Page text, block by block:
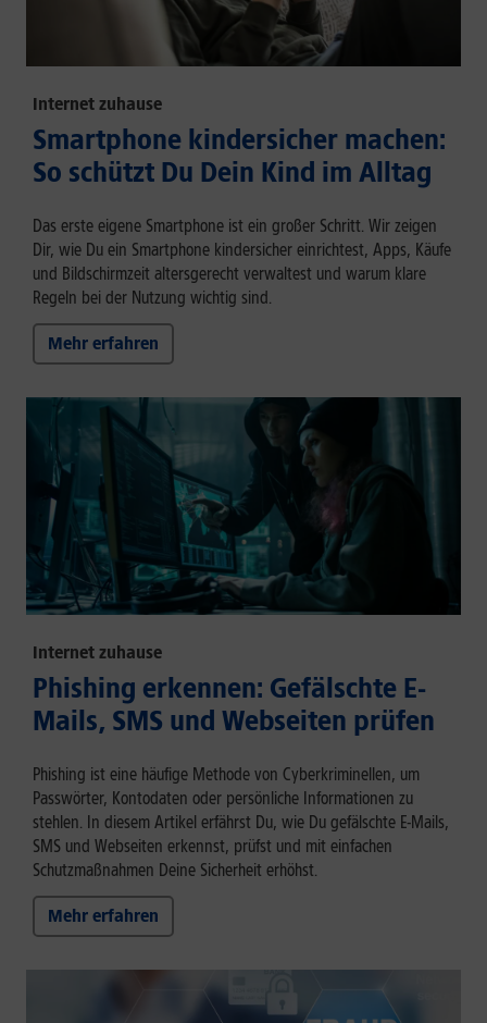
Internet zuhause
Smartphone kindersicher machen:
So schützt Du Dein Kind im Alltag
Das erste eigene Smartphone ist ein großer Schritt. Wir zeigen
Dir, wie Du ein Smartphone kindersicher einrichtest, Apps, Käufe
und Bildschirmzeit altersgerecht verwaltest und warum klare
Regeln bei der Nutzung wichtig sind.
Mehr erfahren
Internet zuhause
Phishing erkennen: Gefälschte E-
Mails, SMS und Webseiten prüfen
Phishing ist eine häufige Methode von Cyberkriminellen, um
Passwörter, Kontodaten oder persönliche Informationen zu
stehlen. In diesem Artikel erfährst Du, wie Du gefälschte E-Mails,
SMS und Webseiten erkennst, prüfst und mit einfachen
Schutzmaßnahmen Deine Sicherheit erhöhst.
Mehr erfahren